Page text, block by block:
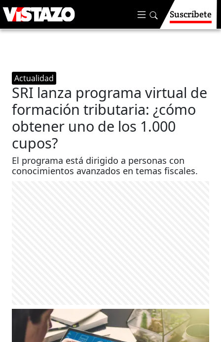
Suscríbete
Actualidad
SRI lanza programa virtual de
formación tributaria: ¿cómo
obtener uno de los 1.000
cupos?
El programa está dirigido a personas con
conocimientos avanzados en temas fiscales.